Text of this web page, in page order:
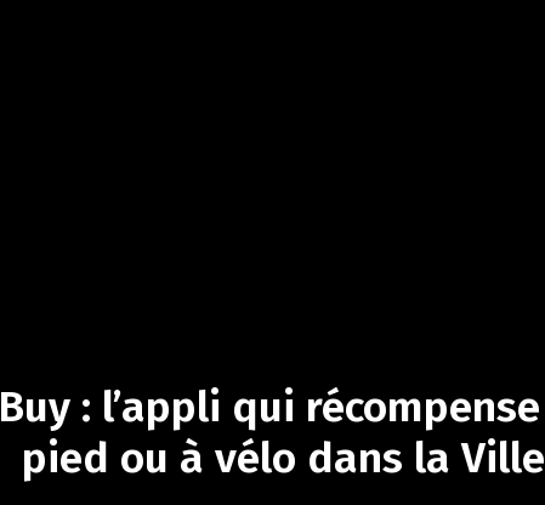
Buy : l’appli qui récompense
pied ou à vélo dans la Ville